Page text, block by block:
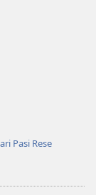
Pasi Rese